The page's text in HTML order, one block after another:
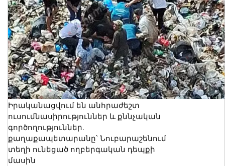
Իրականացվում են անհրաժեշտ
ուսումնասիրություններ և քննչական
գործողություններ.
քաղաքապետարանը՝ Նուբարաշենում
տեղի ունեցած ողբերգական դեպքի
մասին